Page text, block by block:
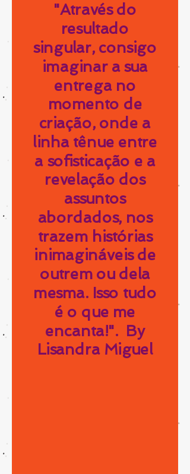
"Através do
resultado
singular, consigo
imaginar a sua
entrega no
momento de
criação, onde a
linha tênue entre
a sofisticação e a
revelação dos
assuntos
abordados, nos
trazem histórias
inimagináveis de
outrem ou dela
mesma. Isso tudo
é o que me
encanta!". By
Lisandra Miguel